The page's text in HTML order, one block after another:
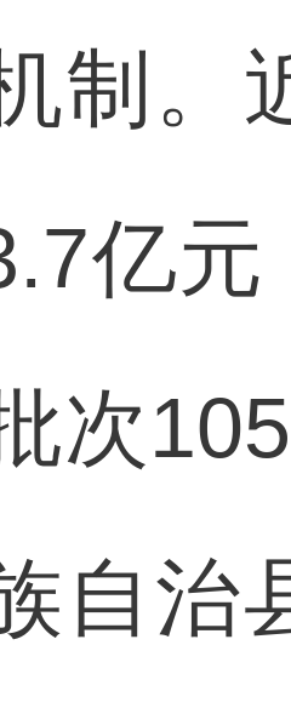
制。
亿
次
自治